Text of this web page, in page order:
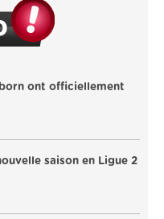
ont officiellement
saison en Ligue 2